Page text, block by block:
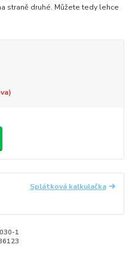
straně druhé. Můžete tedy lehce
Splátková kalkulačka
1